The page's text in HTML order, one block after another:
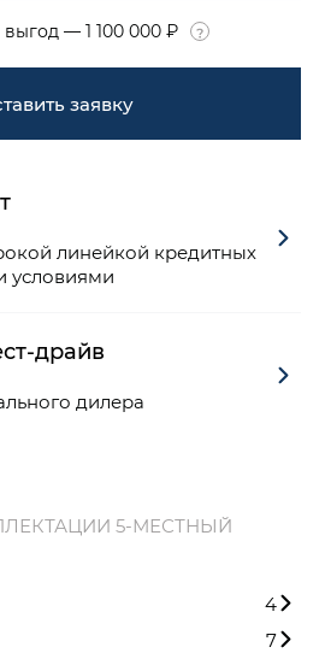
— 1 100 000 ₽
заявку
линейкой кредитных
условиями
драйв
дилера
5-МЕСТНЫЙ
4
7